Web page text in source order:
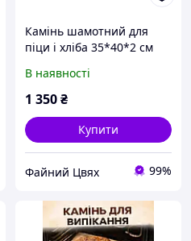
Камінь шамотний для
піци і хліба 35*40*2 см
В наявності
1 350₴
Купити
Файний Цвях 99%